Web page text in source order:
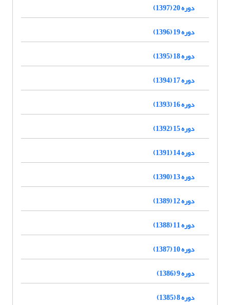
دوره 20 (1397)
دوره 19 (1396)
دوره 18 (1395)
دوره 17 (1394)
دوره 16 (1393)
دوره 15 (1392)
دوره 14 (1391)
دوره 13 (1390)
دوره 12 (1389)
دوره 11 (1388)
دوره 10 (1387)
دوره 9 (1386)
دوره 8 (1385)